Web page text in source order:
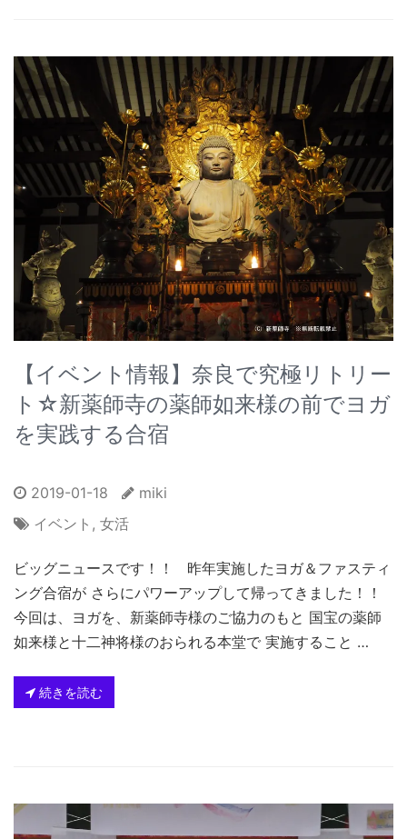
【イベント情報】奈良で究極リトリー
ト☆新薬師寺の薬師如来様の前でヨガ
を実践する合宿
2019-01-18
miki
イベント , 女活
ビッグニュースです！！ 昨年実施したヨガ＆ファスティ
ング合宿が さらにパワーアップして帰ってきました！！
今回は、ヨガを、新薬師寺様のご協力のもと 国宝の薬師
如来様と十二神将様のおられる本堂で 実施すること …
続きを読む